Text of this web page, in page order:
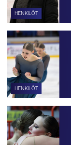
HENKILÖT
HENKILÖT